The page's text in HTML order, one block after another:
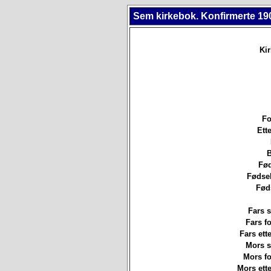
Sem kirkebok. Konfirmerte
Fars
Fars
Fars
Mors
Mors
Mors